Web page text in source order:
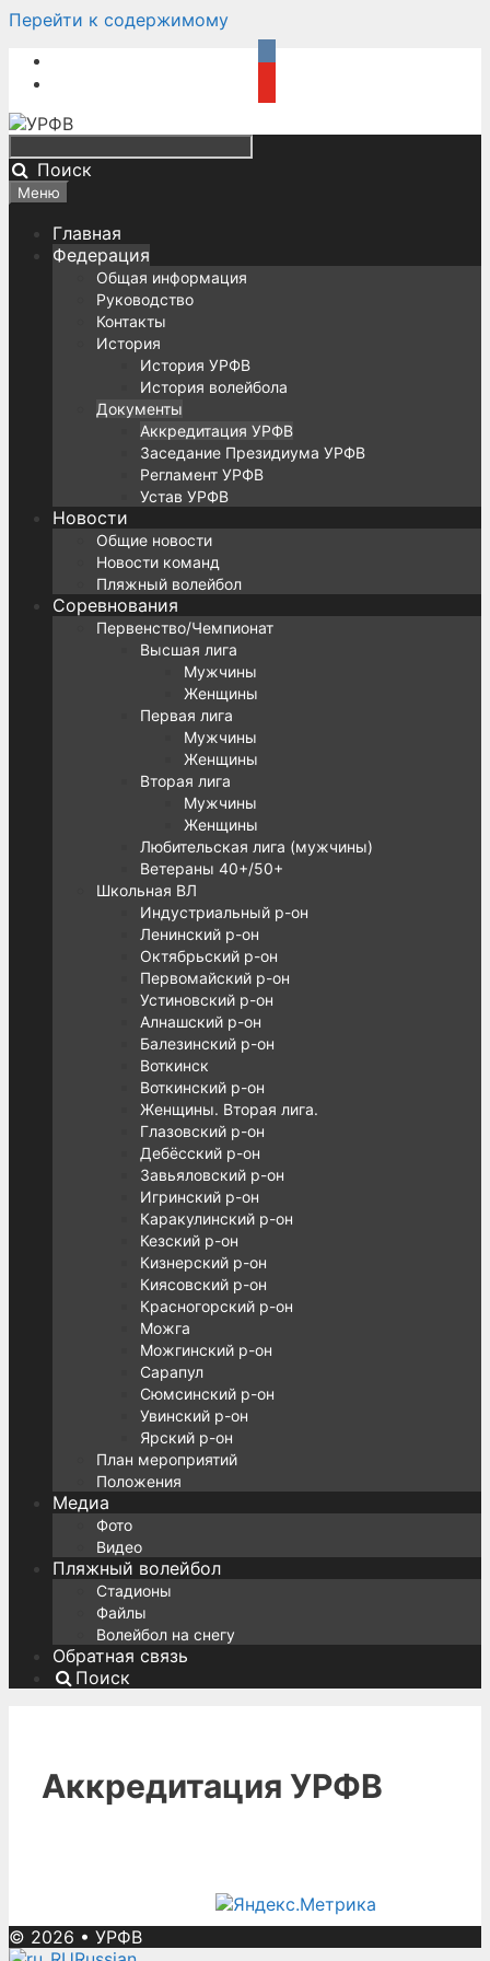
Перейти к содержимому
Поиск
Меню
Главная
Федерация
Общая информация
Руководство
Контакты
История
История УРФВ
История волейбола
Документы
Аккредитация УРФВ
Заседание Президиума УРФВ
Регламент УРФВ
Устав УРФВ
Новости
Общие новости
Новости команд
Пляжный волейбол
Соревнования
Первенство/Чемпионат
Высшая лига
Мужчины
Женщины
Первая лига
Мужчины
Женщины
Вторая лига
Мужчины
Женщины
Любительская лига (мужчины)
Ветераны 40+/50+
Школьная ВЛ
Индустриальный р-он
Ленинский р-он
Октябрьский р-он
Первомайский р-он
Устиновский р-он
Алнашский р-он
Балезинский р-он
Воткинск
Воткинский р-он
Женщины. Вторая лига.
Глазовский р-он
Дебёсский р-он
Завьяловский р-он
Игринский р-он
Каракулинский р-он
Кезский р-он
Кизнерский р-он
Киясовский р-он
Красногорский р-он
Можга
Можгинский р-он
Сарапул
Сюмсинский р-он
Увинский р-он
Ярский р-он
План мероприятий
Положения
Медиа
Фото
Видео
Пляжный волейбол
Стадионы
Файлы
Волейбол на снегу
Обратная связь
Поиск
Аккредитация УРФВ
© 2026 • УРФВ